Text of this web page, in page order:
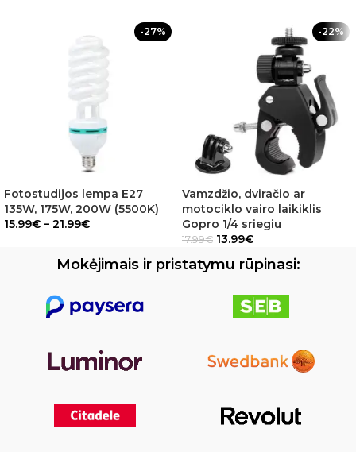
-27%
Fotostudijos lempa E27
135W, 175W, 200W (5500K)
15.99€ – 21.99€
-22%
Vamzdžio, dviračio ar
motociklo vairo laikiklis
Gopro 1/4 sriegiu
17.99€ 13.99€
Mokėjimais ir pristatymu rūpinasi: